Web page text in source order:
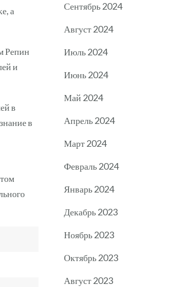
а
Репин
и
в
в
Сентябрь 2024
Август 2024
Июль 2024
Июнь 2024
Май 2024
Апрель 2024
Март 2024
Февраль 2024
Январь 2024
Декабрь 2023
Ноябрь 2023
Октябрь 2023
Август 2023